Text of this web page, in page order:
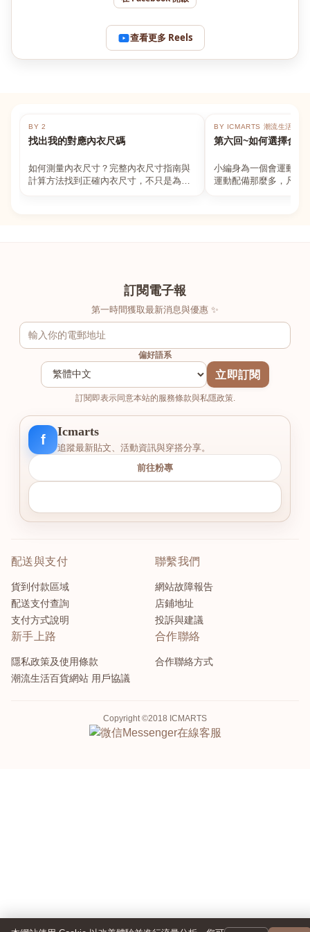
查看更多 Reels
BY 2
找出我的對應內衣尺碼
如何測量內衣尺寸？完整內衣尺寸指南與
計算方法找到正確內衣尺寸，不只是為了
BY ICMARTS 潮流生活百貨
第六回~如何選擇合適
小編身為一個會運動的
運動配備那麼多，凡舉
訂閱電子報
第一時間獲取最新消息與優惠 ✨
偏好語系
立即訂閱
訂閱即表示同意本站的服務條款與私隱政策.
f
Icmarts
追蹤最新貼文、活動資訊與穿搭分享。
前往粉專
配送與支付
貨到付款區域
配送支付查詢
支付方式說明
聯繫我們
網站故障報告
店鋪地址
投訴與建議
新手上路
隱私政策及使用條款
潮流生活百貨網站 用戶協議
合作聯絡
合作聯絡方式
Copyright ©2018 ICMARTS
Messenger在線客服